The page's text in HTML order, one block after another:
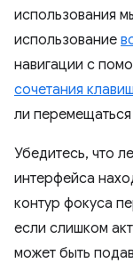
использования
использование
навигации с
сочетания
ли
Убедитесь, что
интерфейса
контур фокуса
если слишком
может быть